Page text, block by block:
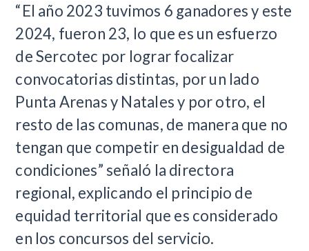
“El año 2023 tuvimos 6 ganadores y este
2024, fueron 23, lo que es un esfuerzo
de Sercotec por lograr focalizar
convocatorias distintas, por un lado
Punta Arenas y Natales y por otro, el
resto de las comunas, de manera que no
tengan que competir en desigualdad de
condiciones” señaló la directora
regional, explicando el principio de
equidad territorial que es considerado
en los concursos del servicio.